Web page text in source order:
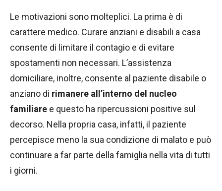
Le motivazioni sono molteplici. La prima è di
carattere medico. Curare anziani e disabili a casa
consente di limitare il contagio e di evitare
spostamenti non necessari. L’assistenza
domiciliare, inoltre, consente al paziente disabile o
anziano di rimanere all’interno del nucleo
familiare e questo ha ripercussioni positive sul
decorso. Nella propria casa, infatti, il paziente
percepisce meno la sua condizione di malato e può
continuare a far parte della famiglia nella vita di tutti
i giorni.